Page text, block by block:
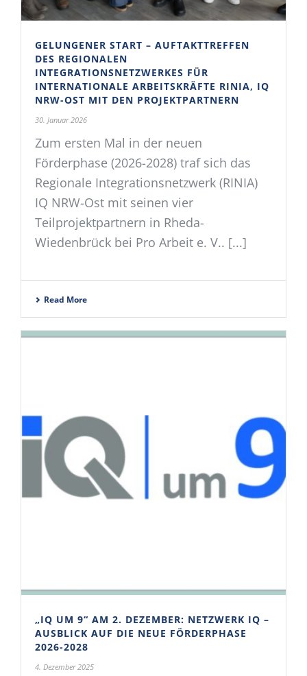
GELUNGENER START – AUFTAKTTREFFEN
DES REGIONALEN
INTEGRATIONSNETZWERKES FÜR
INTERNATIONALE ARBEITSKRÄFTE RINIA, IQ
NRW-OST MIT DEN PROJEKTPARTNERN
30. Januar 2026
Zum ersten Mal in der neuen
Förderphase (2026-2028) traf sich das
Regionale Integrationsnetzwerk (RINIA)
IQ NRW-Ost mit seinen vier
Teilprojektpartnern in Rheda-
Wiedenbrück bei Pro Arbeit e. V.. [...]
Read More
„IQ UM 9“ AM 2. DEZEMBER: NETZWERK IQ –
AUSBLICK AUF DIE NEUE FÖRDERPHASE
2026-2028
4. Dezember 2025